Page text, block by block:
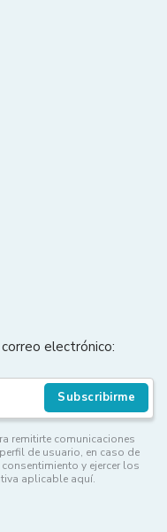
electrónico:
Subscribirme
remitirte comunicaciones
de usuario, en caso de
y ejercer los
aplicable aquí.